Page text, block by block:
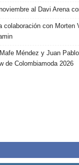
al Davi Arena
colaboración con Morten
Méndez y Juan
de Colombiamoda 2026